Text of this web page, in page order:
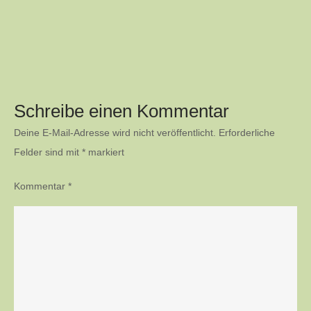
Schreibe einen Kommentar
Deine E-Mail-Adresse wird nicht veröffentlicht. Erforderliche
Felder sind mit * markiert
Kommentar *